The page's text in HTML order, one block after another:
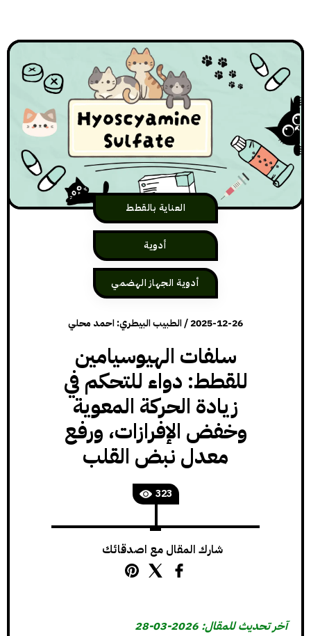
العناية بالقطط
أدوية
أدوية الجهاز الهضمي
2025-12-26
/الطبيب البيطري: احمد محلي
سلفات الهيوسيامين
للقطط: دواء للتحكم في
زيادة الحركة المعوية
وخفض الإفرازات، ورفع
معدل نبض القلب
323
شارك المقال مع اصدقائك
آخر تحديث للمقال: 2026-03-28